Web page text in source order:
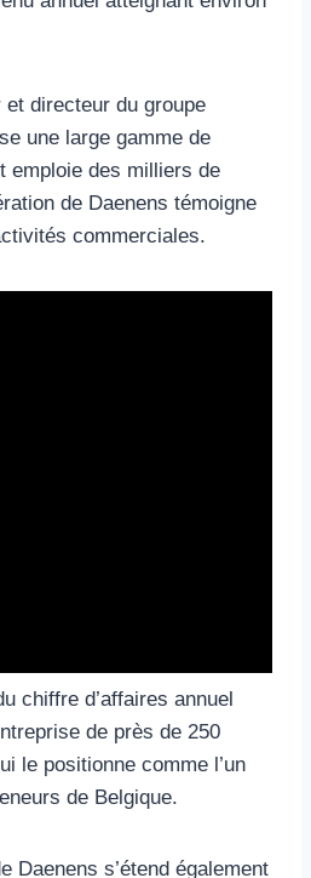
et directeur du groupe
une large gamme de
emploie des milliers de
de Daenens témoigne
commerciales.
chiffre d’affaires annuel
de près de 250
le positionne comme l’un
de Belgique.
Daenens s’étend également